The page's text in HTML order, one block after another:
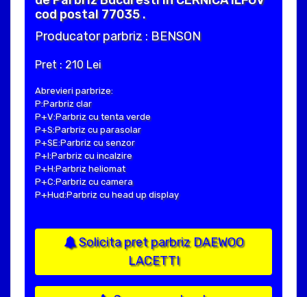
cod postal 77035 .
Producator parbriz : BENSON
Pret : 210 Lei
Abrevieri parbrize:
P:Parbriz clar
P+V:Parbriz cu tenta verde
P+S:Parbriz cu parasolar
P+SE:Parbriz cu senzor
P+I:Parbriz cu incalzire
P+H:Parbriz heliomat
P+C:Parbriz cu camera
P+Hud:Parbriz cu head up display
Solicita pret parbriz DAEWOO
LACETTI